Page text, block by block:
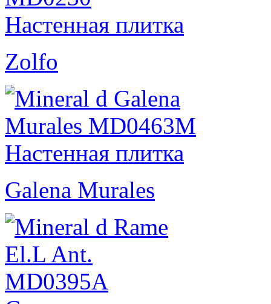
Zolfo
Galena Murales